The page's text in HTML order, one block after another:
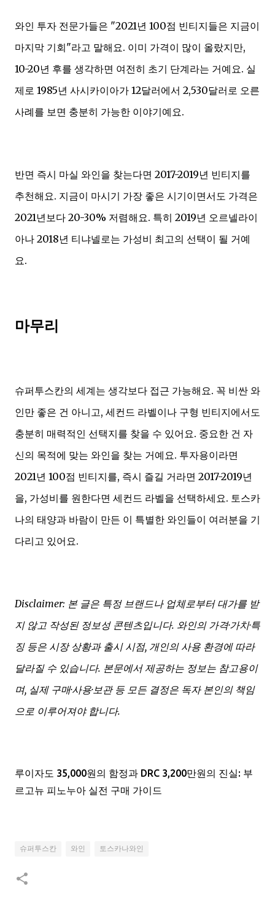
와인 투자 전문가들은 "2021년 100점 빈티지들은 지금이
마지막 기회"라고 말해요. 이미 가격이 많이 올랐지만,
10-20년 후를 생각하면 여전히 초기 단계라는 거예요. 실
제로 1985년 사시카이아가 12달러에서 2,530달러로 오른
사례를 보면 충분히 가능한 이야기예요.
반면 즉시 마실 와인을 찾는다면 2017-2019년 빈티지를
추천해요. 지금이 마시기 가장 좋은 시기이면서도 가격은
2021년보다 20-30% 저렴해요. 특히 2019년 오르넬라이
아나 2018년 티냐넬로는 가성비 최고의 선택이 될 거예
요.
마무리
슈퍼투스칸의 세계는 생각보다 접근 가능해요. 꼭 비싼 와
인만 좋은 건 아니고, 세컨드 라벨이나 구형 빈티지에서도
충분히 매력적인 선택지를 찾을 수 있어요. 중요한 건 자
신의 목적에 맞는 와인을 찾는 거예요. 투자용이라면
2021년 100점 빈티지를, 즉시 즐길 거라면 2017-2019년
을, 가성비를 원한다면 세컨드 라벨을 선택하세요. 토스카
나의 태양과 바람이 만든 이 특별한 와인들이 여러분을 기
다리고 있어요.
Disclaimer: 본 글은 특정 브랜드나 업체로부터 대가를 받
지 않고 작성된 정보성 콘텐츠입니다. 와인의 가격·가치·특
징 등은 시장 상황과 출시 시점, 개인의 사용 환경에 따라
달라질 수 있습니다. 본문에서 제공하는 정보는 참고용이
며, 실제 구매·사용·보관 등 모든 결정은 독자 본인의 책임
으로 이루어져야 합니다.
루이자도 35,000원의 함정과 DRC 3,200만원의 진실: 부
르고뉴 피노누아 실전 구매 가이드
슈퍼투스칸 와인 토스카나와인